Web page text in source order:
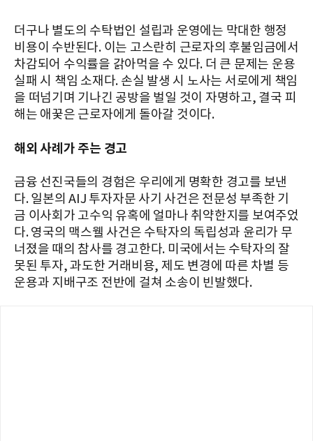
더구나 별도의 수탁법인 설립과 운영에는 막대한 행정
비용이 수반된다. 이는 고스란히 근로자의 후불임금에서
차감되어 수익률을 갉아먹을 수 있다. 더 큰 문제는 운용
실패 시 책임 소재다. 손실 발생 시 노사는 서로에게 책임
을 떠넘기며 기나긴 공방을 벌일 것이 자명하고, 결국 피
해는 애꿎은 근로자에게 돌아갈 것이다.
해외 사례가 주는 경고
금융 선진국들의 경험은 우리에게 명확한 경고를 보낸
다. 일본의 AIJ 투자자문 사기 사건은 전문성 부족한 기
금 이사회가 고수익 유혹에 얼마나 취약한지를 보여주었
다. 영국의 맥스웰 사건은 수탁자의 독립성과 윤리가 무
너졌을 때의 참사를 경고한다. 미국에서는 수탁자의 잘
못된 투자, 과도한 거래비용, 제도 변경에 따른 차별 등
운용과 지배구조 전반에 걸쳐 소송이 빈발했다.